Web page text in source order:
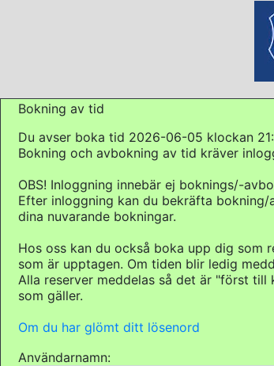
Bokning av tid
Du avser boka tid 2026-06-05 klockan
Bokning och avbokning av tid kräver
OBS! Inloggning innebär ej boknings/-
Efter inloggning kan du bekräfta bokning/
dina nuvarande bokningar.
Hos oss kan du också boka upp dig som
som är upptagen. Om tiden blir ledig
Alla reserver meddelas så det är "först till
som gäller.
Om du har glömt ditt lösenord
Användarnamn: